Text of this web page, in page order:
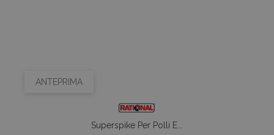
ANTEPRIMA
Superspike Per Polli E...